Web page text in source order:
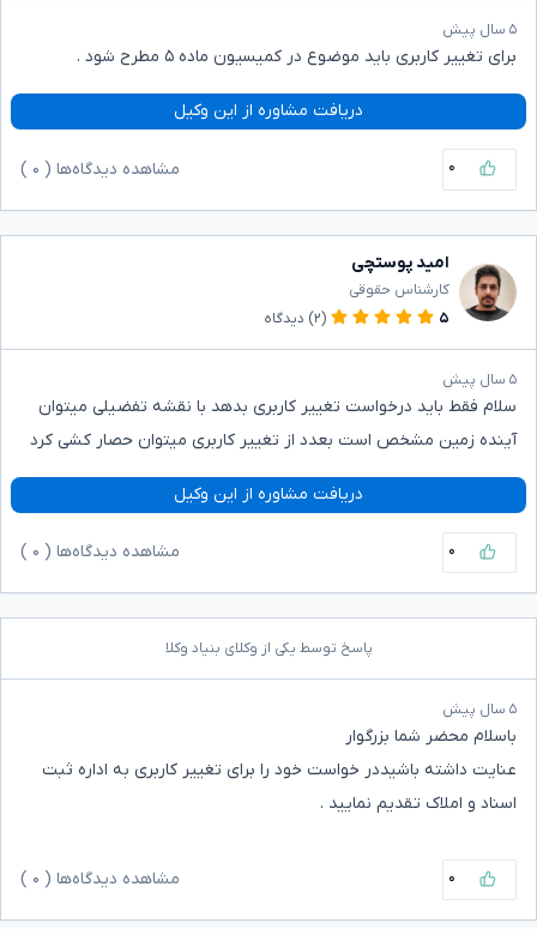
۵ سال پیش
برای تغییر کاربری باید موضوع در کمیسیون ماده ۵ مطرح شود .
دریافت مشاوره از این وکیل
۰ مشاهده دیدگاه‌ها ( ۰
امید پوستچی
کارشناس حقوقی
۵
(۲) دیدگاه
۵ سال پیش
سلام فقط باید درخواست تغییر کاربری بدهد با نقشه تفضیلی میتوان
آینده زمین مشخص است بعدد از تغییر کاربری میتوان حصار کشی کرد
دریافت مشاوره از این وکیل
۰ مشاهده دیدگاه‌ها ( ۰
پاسخ توسط یکی از وکلای بنیاد وکلا
۵ سال پیش
باسلام محضر شما بزرگوار
عنایت داشته باشیددر خواست خود را برای تغییر کاربری به اداره ثبت
اسناد و املاک تقدیم نمایید .
۰ مشاهده دیدگاه‌ها ( ۰